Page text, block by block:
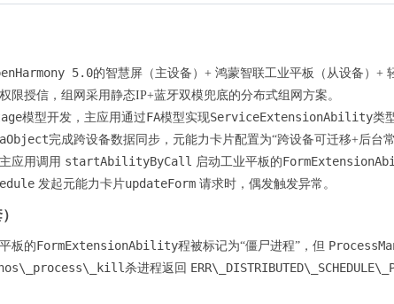
5.0的智慧屏（主设备）+ 鸿蒙智联工业平板（从设备）+
限授信，组网采用静态IP+蓝牙双模兜底的分布式组网方案。
模型开发，主应用通过FA模型实现ServiceExtensionAbility类
完成跨设备数据同步，元能力卡片配置为“跨设备可迁移+后台常
应用调用 startAbilityByCall 启动工业平板的
发起元能力卡片updateForm 请求时，偶发触发异常。
板的FormExtensionAbility程被标记为“僵尸进程”，但
杀进程返回